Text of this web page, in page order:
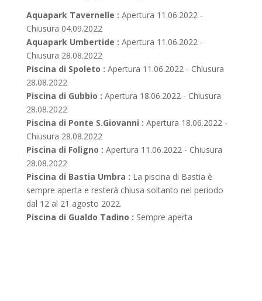
Aquapark Tavernelle : Apertura 11.06.2022 -
Chiusura 04.09.2022
Aquapark Umbertide : Apertura 11.06.2022 -
Chiusura 28.08.2022
Piscina di Spoleto : Apertura 11.06.2022 - Chiusura
28.08.2022
Piscina di Gubbio : Apertura 18.06.2022 - Chiusura
28.08.2022
Piscina di Ponte S.Giovanni : Apertura 18.06.2022 -
Chiusura 28.08.2022
Piscina di Foligno : Apertura 11.06.2022 - Chiusura
28.08.2022
Piscina di Bastia Umbra : La piscina di Bastia è
sempre aperta e resterà chiusa soltanto nel periodo
dal 12 al 21 agosto 2022.
Piscina di Gualdo Tadino : Sempre aperta